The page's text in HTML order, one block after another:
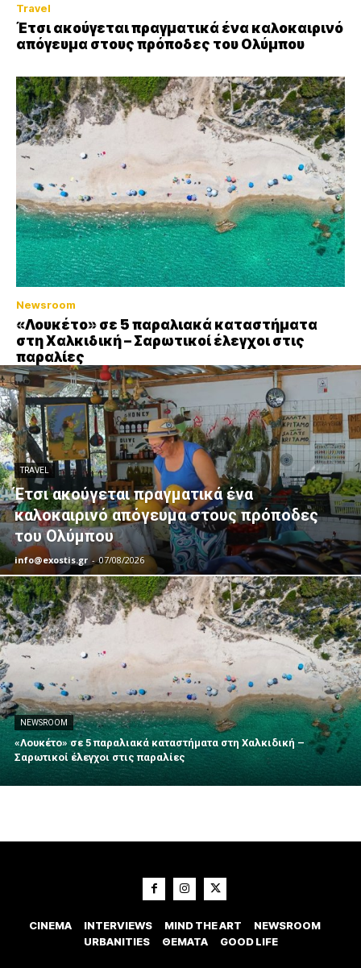
Travel
Έτσι ακούγεται πραγματικά ένα καλοκαιρινό
απόγευμα στους πρόποδες του Ολύμπου
Newsroom
«Λουκέτο» σε 5 παραλιακά καταστήματα
στη Χαλκιδική – Σαρωτικοί έλεγχοι στις
παραλίες
TRAVEL
Έτσι ακούγεται πραγματικά ένα
καλοκαιρινό απόγευμα στους πρόποδες
του Ολύμπου
info@exostis.gr - 07/08/2026
NEWSROOM
«Λουκέτο» σε 5 παραλιακά καταστήματα στη Χαλκιδική –
Σαρωτικοί έλεγχοι στις παραλίες
CINEMA INTERVIEWS MIND THE ART
NEWSROOM
URBANITIES
ΘΕΜΑΤΑ GOOD LIFE